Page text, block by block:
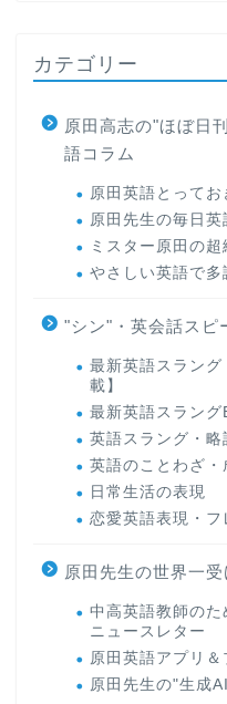
カテゴリー
原田高志の"ほぼ日
語コラム
原田英語とってお
原田先生の毎日英
ミスター原田の
やさしい英語で多
"シン"・英会話スピ
最新英語スラン
載】
最新英語スラン
英語スラング・
英語のことわざ・
日常生活の表現
恋愛英語表現・フ
原田先生の世界一
中高英語教師の
ニュースレター
原田英語アプリ
原田先生の"生成